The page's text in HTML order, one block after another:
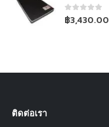
0out of 5
฿3,430.00
ติดต่อเรา